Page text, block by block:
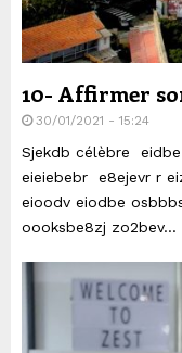
10- Affirmer
30/01/2021 - 15:24
Sjekdb célèbre
eieiebebr e8ejevr r
eioodv eiodbe
oooksbe8zj zo2bev...